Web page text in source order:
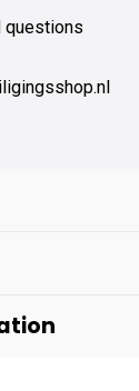
questions